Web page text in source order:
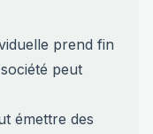
prend fin
peut
émettre des